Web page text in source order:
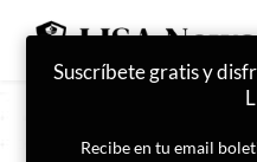
Suscríbete gratis y
Recibe en tu email